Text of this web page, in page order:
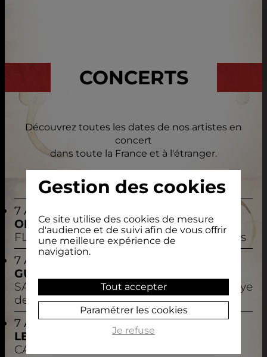
CONCERTS
Découvrez toutes les dates de nos artistes en
concert
dans toute la France et à l'étranger.
7 AOÛT 2026
ORP
FLAVIGNAC- 87 - Ecofestival Les Carrioles
7 AOÛT 2026
GUILLAUME LOPEZ
SAINT-AFFRIQUE- 12 - Festival de l'Abbaye
de Sylvanès - Enlaces
7 AOÛT 2026
LES BARBEAUX
CAMPLONG D'AUDE
Gestion des cookies
Ce site utilise des cookies de mesure
d'audience et de suivi afin de vous offrir
une meilleure expérience de
navigation.
Tout accepter
Paramétrer les cookies
Je refuse